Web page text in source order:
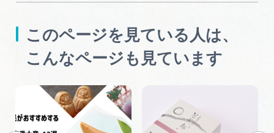
このページを見ている人は、
こんなページも見ています